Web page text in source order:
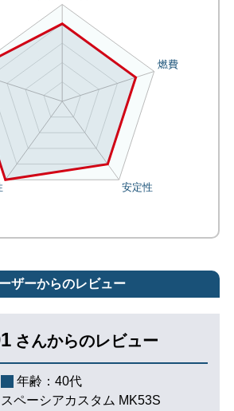
ザーからのレビュー
さんからのレビュー
年齢： 40代
ペーシアカスタム MK53S